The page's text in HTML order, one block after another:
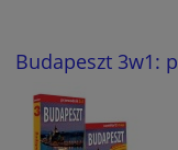
Budapeszt 3w1: